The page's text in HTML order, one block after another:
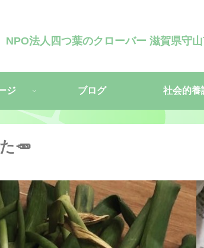
NPO法人四つ葉のクローバー 滋賀県守
ジ ブログ 社会的養
🥕